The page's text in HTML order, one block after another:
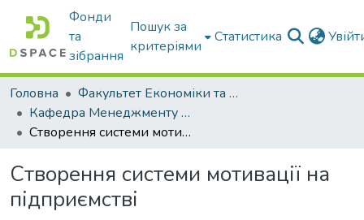
Фонди
та
зібрання
Пошук за
критеріями
Статистика
Головна
Факультет Економіки та бізнесу
Кафедра Менеджменту та публічного адміністрування
Створення системи мотивації на підприємстві
Створення системи мотивації на
підприємстві